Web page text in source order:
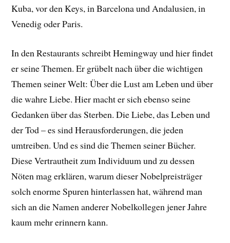
Kuba, vor den Keys, in Barcelona und Andalusien, in
Venedig oder Paris.
In den Restaurants schreibt Hemingway und hier findet
er seine Themen. Er grübelt nach über die wichtigen
Themen seiner Welt: Über die Lust am Leben und über
die wahre Liebe. Hier macht er sich ebenso seine
Gedanken über das Sterben. Die Liebe, das Leben und
der Tod – es sind Herausforderungen, die jeden
umtreiben. Und es sind die Themen seiner Bücher.
Diese Vertrautheit zum Individuum und zu dessen
Nöten mag erklären, warum dieser Nobelpreisträger
solch enorme Spuren hinterlassen hat, während man
sich an die Namen anderer Nobelkollegen jener Jahre
kaum mehr erinnern kann.